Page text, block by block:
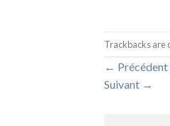
Trackbacks are
← Précédent
Suivant →